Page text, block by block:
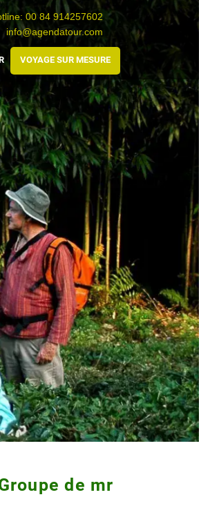
00 84 914257602
info@agendatour.com
VOYAGE SUR MESURE
de mr